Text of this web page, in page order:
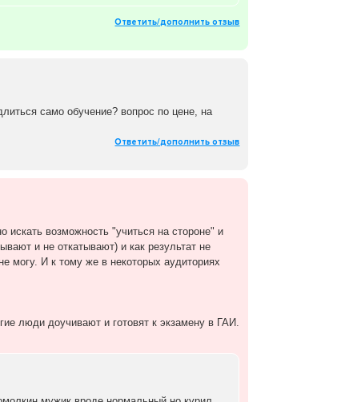
Ответить/дополнить отзыв
само обучение? вопрос по цене, на
Ответить/дополнить отзыв
возможность "учиться на стороне" и
и не откатывают) и как результат не
могу. И к тому же в некоторых аудиториях
люди доучивают и готовят к экзамену в ГАИ.